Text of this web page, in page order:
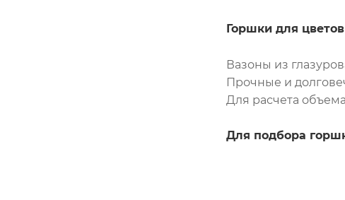
Горшки для
Вазоны из
Прочные и
Для расчета
Для подбора